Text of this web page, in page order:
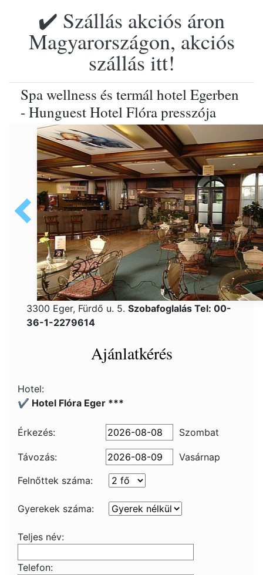
✔️ Szállás akciós áron
Magyarországon, akciós
szállás itt!
Spa wellness és termál hotel Egerben
- Hunguest Hotel Flóra presszója
3300 Eger, Fürdő u. 5. Szobafoglalás Tel: 00-
36-1-2279614
Ajánlatkérés
Hotel:
✔️ Hotel Flóra Eger ***
Érkezés: Szombat
Távozás:
Vasárnap
Felnőttek száma:
Gyerekek száma:
Teljes név:
Telefon: